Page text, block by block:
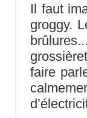
Il faut
groggy.
faire